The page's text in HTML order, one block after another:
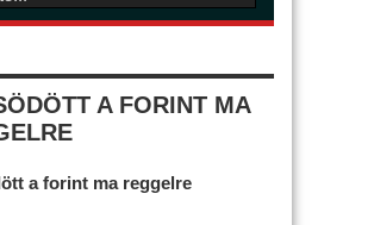
A FORINT MA
a forint ma reggelre